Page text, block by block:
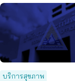
วัย
บริการสุขภาพ